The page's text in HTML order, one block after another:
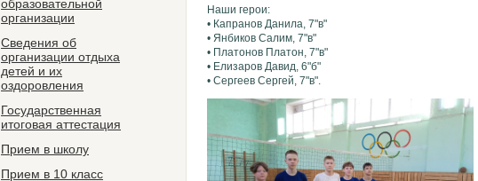
образовательной
организации
Сведения об
организации отдыха
детей и их
оздоровления
Государственная
итоговая аттестация
Прием в школу
Прием в 10 класс
Наши герои:
• Капранов Данила, 7"в"
• Янбиков Салим, 7"в"
• Платонов Платон, 7"в"
• Елизаров Давид, 6"б"
• Сергеев Сергей, 7"в".